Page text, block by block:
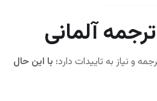
آلمانی
و نیاز به تاییدات دارد؛ با این حال